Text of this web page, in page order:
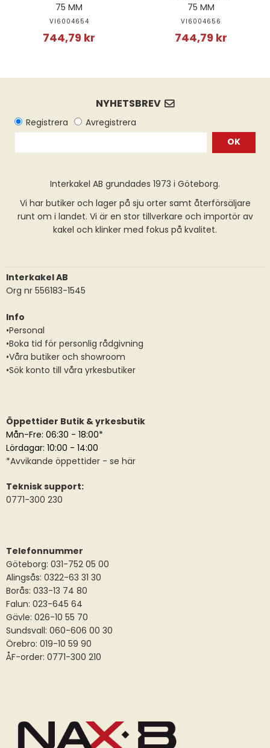
75 MM
VI6004654
744,79 kr
75 MM
VI6004656
744,79 kr
OK
Interkakel AB grundades 1973 i Göteborg.
Vi har butiker och lager på sju orter samt återförsäljare
runt om i landet. Vi är en stor tillverkare och importör av
kakel och klinker med fokus på kvalitet.
Interkakel AB
Org nr 556183-1545
Info
•Personal
•Boka tid för personlig rådgivning
•Våra butiker och showroom
•Sök konto till våra yrkesbutiker
Öppettider Butik & yrkesbutik
Mån-Fre: 06:30 - 18:00*
Lördagar: 10:00 - 14:00
*Avvikande öppettider - se här
Teknisk support:
0771-300 230
Telefonnummer
Göteborg: 031-752 05 00
Alingsås: 0322-63 31 30
Borås: 033-13 74 80
Falun: 023-645 64
Gävle: 026-10 55 70
Sundsvall: 060-606 00 30
Örebro: 019-10 59 90
ÅF-order: 0771-300 210